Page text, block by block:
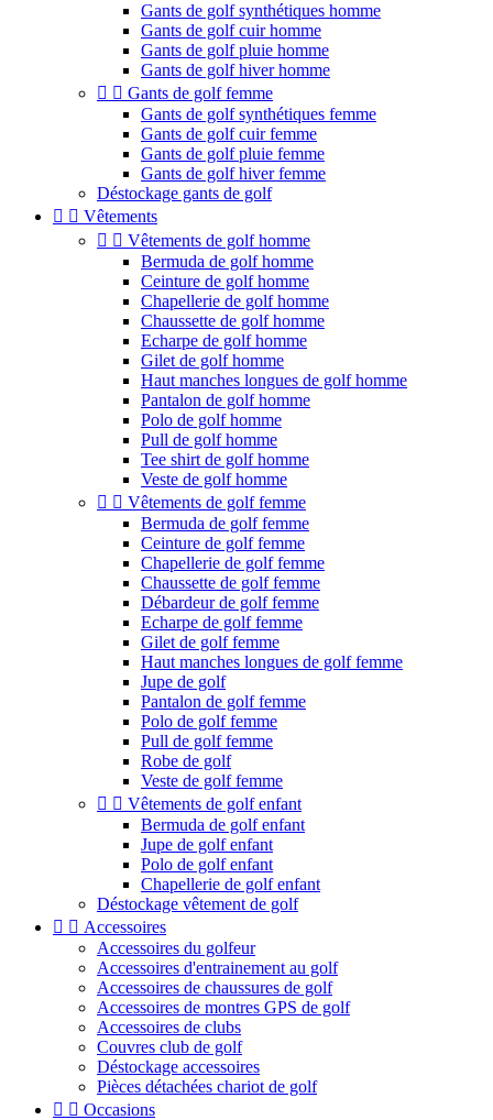
Gants de golf synthétiques homme
Gants de golf cuir homme
Gants de golf pluie homme
Gants de golf hiver homme
  Gants de golf femme
Gants de golf synthétiques femme
Gants de golf cuir femme
Gants de golf pluie femme
Gants de golf hiver femme
Déstockage gants de golf
  Vêtements
  Vêtements de golf homme
Bermuda de golf homme
Ceinture de golf homme
Chapellerie de golf homme
Chaussette de golf homme
Echarpe de golf homme
Gilet de golf homme
Haut manches longues de golf homme
Pantalon de golf homme
Polo de golf homme
Pull de golf homme
Tee shirt de golf homme
Veste de golf homme
  Vêtements de golf femme
Bermuda de golf femme
Ceinture de golf femme
Chapellerie de golf femme
Chaussette de golf femme
Débardeur de golf femme
Echarpe de golf femme
Gilet de golf femme
Haut manches longues de golf femme
Jupe de golf
Pantalon de golf femme
Polo de golf femme
Pull de golf femme
Robe de golf
Veste de golf femme
  Vêtements de golf enfant
Bermuda de golf enfant
Jupe de golf enfant
Polo de golf enfant
Chapellerie de golf enfant
Déstockage vêtement de golf
  Accessoires
Accessoires du golfeur
Accessoires d'entrainement au golf
Accessoires de chaussures de golf
Accessoires de montres GPS de golf
Accessoires de clubs
Couvres club de golf
Déstockage accessoires
Pièces détachées chariot de golf
  Occasions